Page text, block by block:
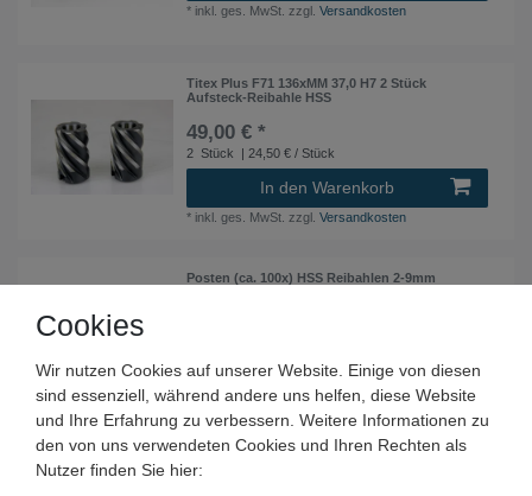
* inkl. ges. MwSt. zzgl.Versandkosten
Titex Plus F71 136xMM 37,0 H7 2 Stück
Aufsteck-Reibahle HSS
49,00 € *
2 Stück | 24,50 € / Stück
In den Warenkorb
* inkl. ges. MwSt. zzgl.Versandkosten
Posten (ca. 100x) HSS Reibahlen 2-9mm
In den Warenkorb
inkl. ges. MwSt. zzgl. Versandkosten
Posten (36x) HSS Reibahlen MK-Aufnahme 16-
Cookies
Wir nutzen Cookies auf unserer Website. Einige von diesen
sind essenziell, während andere uns helfen, diese Website
und Ihre Erfahrung zu verbessern. Weitere Informationen zu
den von uns verwendeten Cookies und Ihren Rechten als
Nutzer finden Sie hier: